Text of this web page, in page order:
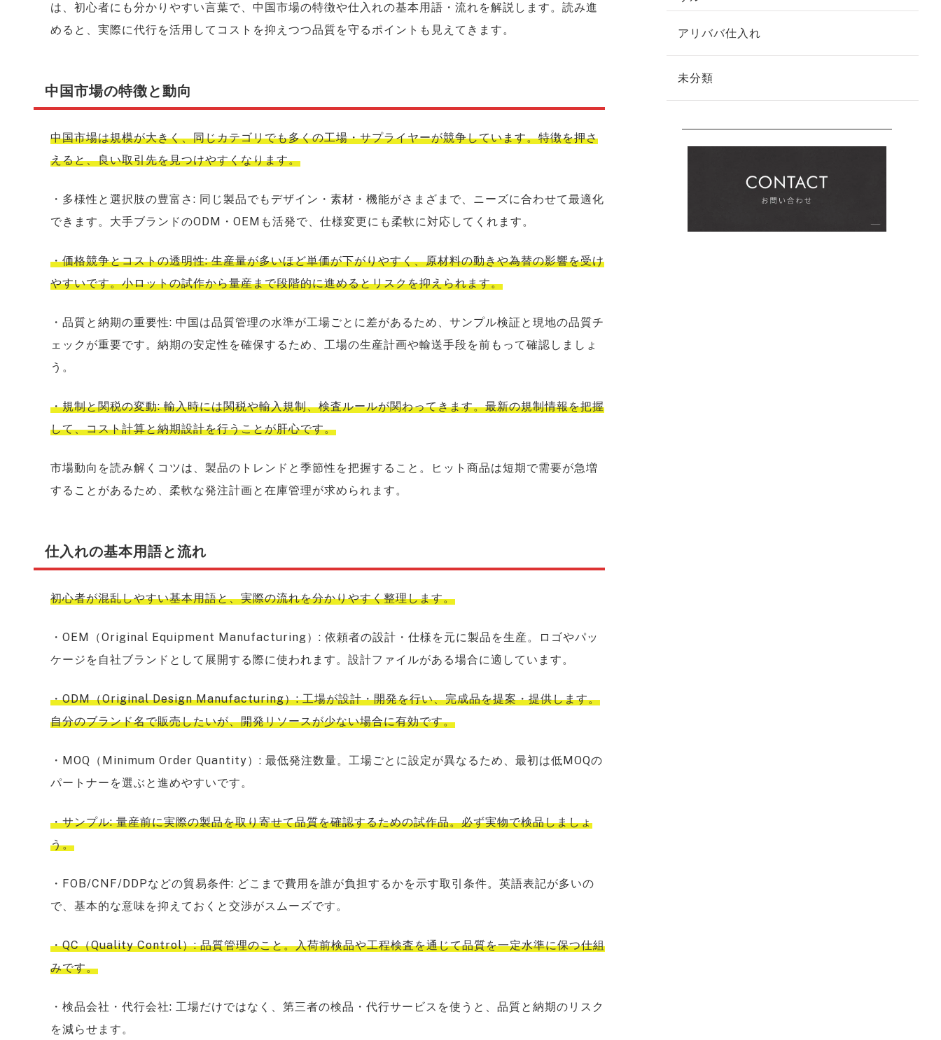
は、初心者にも分かりやすい言葉で、中国市場の特徴や仕入れの基本用語・流れを解説します。読み進
めると、実際に代行を活用してコストを抑えつつ品質を守るポイントも見えてきます。
中国市場の特徴と動向
中国市場は規模が大きく、同じカテゴリでも多くの工場・サプライヤーが競争しています。特徴を押さ
えると、良い取引先を見つけやすくなります。
・多様性と選択肢の豊富さ: 同じ製品でもデザイン・素材・機能がさまざまで、ニーズに合わせて最適化
できます。大手ブランドのODM・OEMも活発で、仕様変更にも柔軟に対応してくれます。
・価格競争とコストの透明性: 生産量が多いほど単価が下がりやすく、原材料の動きや為替の影響を受け
やすいです。小ロットの試作から量産まで段階的に進めるとリスクを抑えられます。
・品質と納期の重要性: 中国は品質管理の水準が工場ごとに差があるため、サンプル検証と現地の品質チ
ェックが重要です。納期の安定性を確保するため、工場の生産計画や輸送手段を前もって確認しましょ
う。
・規制と関税の変動: 輸入時には関税や輸入規制、検査ルールが関わってきます。最新の規制情報を把握
して、コスト計算と納期設計を行うことが肝心です。
市場動向を読み解くコツは、製品のトレンドと季節性を把握すること。ヒット商品は短期で需要が急増
することがあるため、柔軟な発注計画と在庫管理が求められます。
仕入れの基本用語と流れ
初心者が混乱しやすい基本用語と、実際の流れを分かりやすく整理します。
・OEM（Original Equipment Manufacturing）: 依頼者の設計・仕様を元に製品を生産。ロゴやパッ
ケージを自社ブランドとして展開する際に使われます。設計ファイルがある場合に適しています。
・ODM（Original Design Manufacturing）: 工場が設計・開発を行い、完成品を提案・提供します。
自分のブランド名で販売したいが、開発リソースが少ない場合に有効です。
・MOQ（Minimum Order Quantity）: 最低発注数量。工場ごとに設定が異なるため、最初は低MOQの
パートナーを選ぶと進めやすいです。
・サンプル: 量産前に実際の製品を取り寄せて品質を確認するための試作品。必ず実物で検品しましょ
う。
・FOB/CNF/DDPなどの貿易条件: どこまで費用を誰が負担するかを示す取引条件。英語表記が多いの
で、基本的な意味を抑えておくと交渉がスムーズです。
・QC（Quality Control）: 品質管理のこと。入荷前検品や工程検査を通じて品質を一定水準に保つ仕組
みです。
・検品会社・代行会社: 工場だけではなく、第三者の検品・代行サービスを使うと、品質と納期のリスク
を減らせます。
アリババ仕入れ
未分類